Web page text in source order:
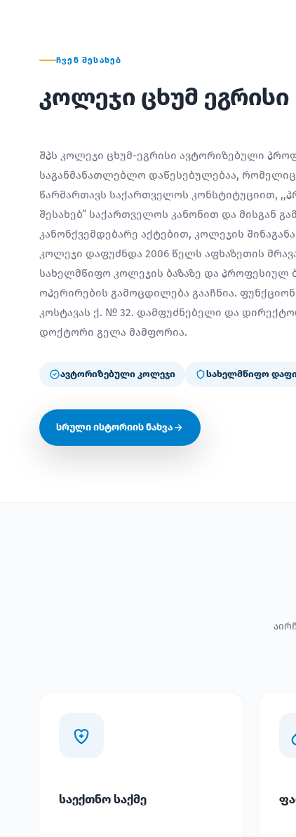
ᲩᲕᲔᲜ ᲨᲔᲡᲐᲮᲔᲑ
კოლეჯი ცხუმ ეგრისი
შპს კოლეჯი ცხუმ-ეგრისი ავტორიზებული
საგანმანათლებლო დაწესებულებაა, რომელიც
წარმართავს საქართველოს კონსტიტუციით,
შესახებ” საქართველოს კანონით და მისგან
კანონქვემდებარე აქტებით, კოლეჯის
კოლეჯი დაფუძნდა 2006 წელს აფხაზეთის
სახელმწიფო კოლეჯის ბაზაზე და პროფესიულ
ოპერირების გამოცდილება გააჩნია.
კოსტავას ქ. № 32. დამფუძნებელი და
დოქტორი გელა მამფორია.
ავტორიზებული კოლეჯი სახელმწიფო
სრული ისტორიის ნახვა
საექთნო საქმე